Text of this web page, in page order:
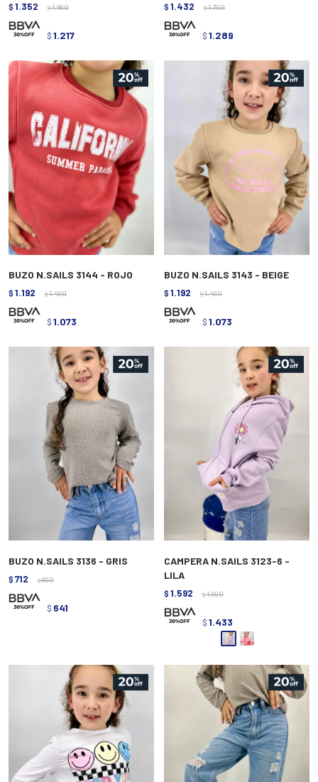
$ 1.352 $ 1.690
$ 1.217
$ 1.432 $ 1.790
$ 1.289
BUZO N.SAILS 3144 - ROJO
$ 1.192 $ 1.490
$ 1.073
BUZO N.SAILS 3143 - BEIGE
$ 1.192 $ 1.490
$ 1.073
BUZO N.SAILS 3136 - GRIS
$ 712 $ 890
$ 641
CAMPERA N.SAILS 3123-6 -
LILA
$ 1.592 $ 1.990
$ 1.433